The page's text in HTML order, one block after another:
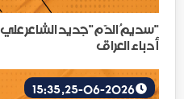
"سديمُ الدّم"جديد الشاعر
أدباء العراق